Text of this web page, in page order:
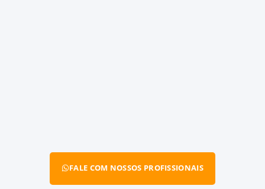
FALE COM NOSSOS PROFISSIONAIS